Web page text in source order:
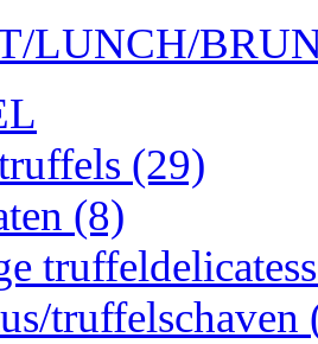
LUNCH/
(29)
(8)
truffelschaven